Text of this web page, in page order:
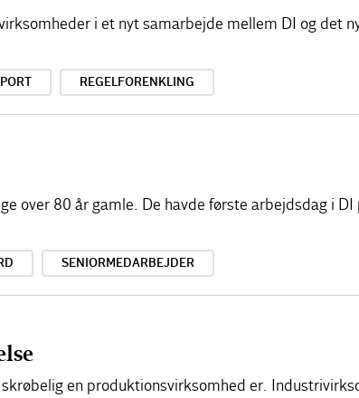
i et nyt samarbejde mellem DI og det
REGELFORENKLING
over 80 år gamle. De havde første arbejdsdag i
SENIORMEDARBEJDER
en produktionsvirksomhed er.